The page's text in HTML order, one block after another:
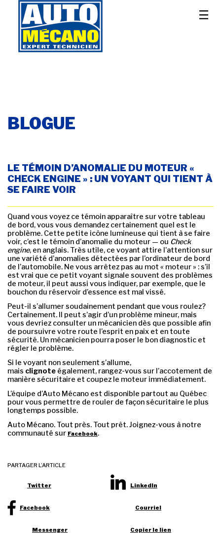
BLOGUE
LE TÉMOIN D’ANOMALIE DU MOTEUR «
CHECK ENGINE » : UN VOYANT QUI TIENT À
SE FAIRE VOIR
Quand vous voyez ce témoin apparaître sur votre tableau
de bord, vous vous demandez certainement quel est le
problème. Cette petite icône lumineuse qui tient à se faire
voir, c’est le témoin d’anomalie du moteur — ou Check
engine, en anglais. Très utile, ce voyant attire l’attention sur
une variété d’anomalies détectées par l’ordinateur de bord
de l’automobile. Ne vous arrêtez pas au mot « moteur » : s’il
est vrai que ce petit voyant signale souvent des problèmes
de moteur, il peut aussi vous indiquer, par exemple, que le
bouchon du réservoir d’essence est mal vissé.
Peut-il s’allumer soudainement pendant que vous roulez?
Certainement. Il peut s’agir d’un problème mineur, mais
vous devriez consulter un mécanicien dès que possible afin
de poursuivre votre route l’esprit en paix et en toute
sécurité. Un mécanicien pourra poser le bon diagnostic et
régler le problème.
Si le voyant non seulement s’allume,
mais clignote également, rangez-vous sur l’accotement de
manière sécuritaire et coupez le moteur immédiatement.
L’équipe d’Auto Mécano est disponible partout au Québec
pour vous permettre de rouler de façon sécuritaire le plus
longtemps possible.
Auto Mécano. Tout près. Tout prêt. Joignez-vous à notre
communauté sur Facebook.
PARTAGER L’ARTICLE
Twitter LinkedIn
Facebook Courriel
Messenger Copier le lien